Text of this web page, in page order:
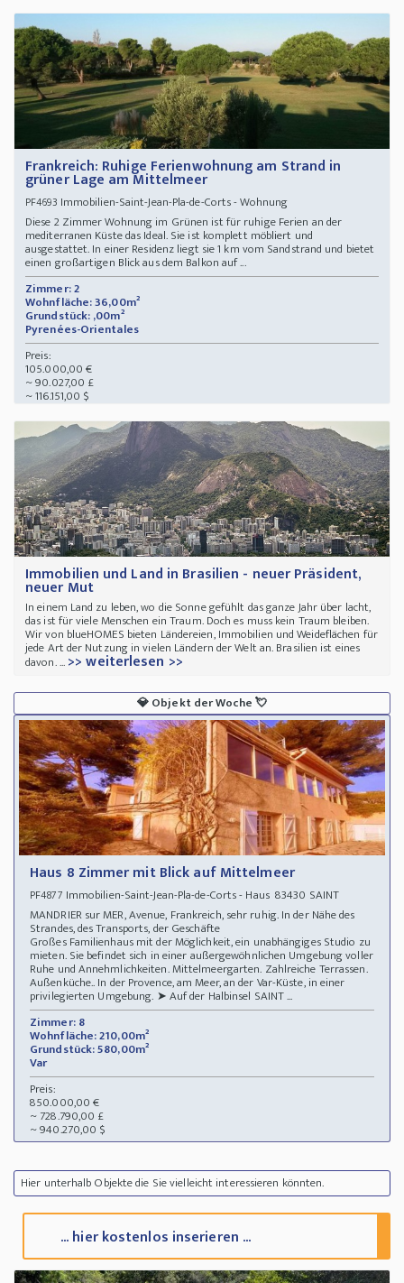
Frankreich: Ruhige Ferienwohnung am Strand in
grüner Lage am Mittelmeer
PF4693 Immobilien-Saint-Jean-Pla-de-Corts - Wohnung
Diese 2 Zimmer Wohnung im Grünen ist für ruhige Ferien an der
mediterranen Küste das Ideal. Sie ist komplett möbliert und
ausgestattet. In einer Residenz liegt sie 1 km vom Sandstrand und bietet
einen großartigen Blick aus dem Balkon auf ...
Zimmer: 2
Wohnfläche: 36,00m²
Grundstück: ,00m²
Pyrenées-Orientales
Preis:
105.000,00 €
~ 90.027,00 £
~ 116.151,00 $
Immobilien und Land in Brasilien - neuer Präsident,
neuer Mut
In einem Land zu leben, wo die Sonne gefühlt das ganze Jahr über lacht,
das ist für viele Menschen ein Traum. Doch es muss kein Traum bleiben.
Wir von blueHOMES bieten Ländereien, Immobilien und Weideflächen für
jede Art der Nutzung in vielen Ländern der Welt an. Brasilien ist eines
davon. ...>> weiterlesen >>
💎Objekt der Woche💘
Haus 8 Zimmer mit Blick auf Mittelmeer
PF4877 Immobilien-Saint-Jean-Pla-de-Corts - Haus 83430 SAINT
MANDRIER sur MER, Avenue, Frankreich, sehr ruhig. In der Nähe des
Strandes, des Transports, der Geschäfte
Großes Familienhaus mit der Möglichkeit, ein unabhängiges Studio zu
mieten. Sie befindet sich in einer außergewöhnlichen Umgebung voller
Ruhe und Annehmlichkeiten. Mittelmeergarten. Zahlreiche Terrassen.
Außenküche.. In der Provence, am Meer, an der Var-Küste, in einer
privilegierten Umgebung. ➤ Auf der Halbinsel SAINT ...
Zimmer: 8
Wohnfläche: 210,00m²
Grundstück: 580,00m²
Var
Preis:
850.000,00 €
~ 728.790,00 £
~ 940.270,00 $
Hier unterhalb Objekte die Sie vielleicht interessieren könnten.
... hier kostenlos inserieren ...